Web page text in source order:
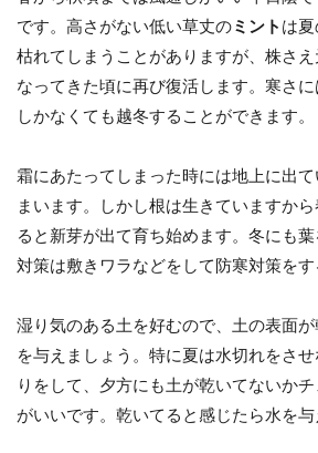
です。高さがない低い草丈のミント は
枯れてしまうことがありますが、株さえ
なってきた頃に再び復活します。寒さ
しかなくても越冬することができます。
霜にあたってしまった時には地上に出
まいます。しかし根は生きていますか
ると新芽が出て育ち始めます。冬にも
対策は敷きワラなどをして防寒対策をす
湿り気のある土を好むので、土の表面
を与えましょう。特に夏は水切れをさ
りをして、夕方にも土が乾いてないか
がいいです。乾いてると感じたら水を与